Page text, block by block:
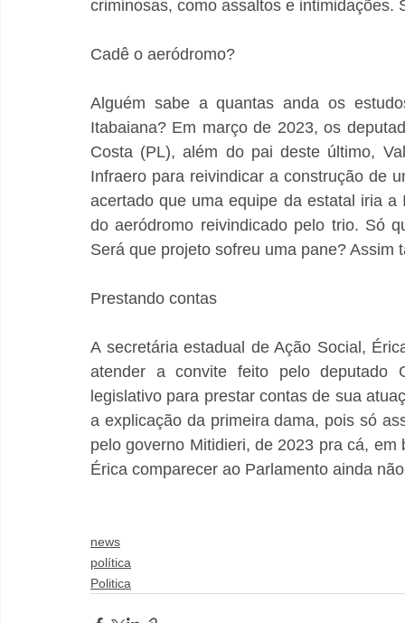
criminosas, como assaltos e intimidações.
Cadê o aeródromo?
Alguém sabe a quantas anda os
Itabaiana? Em março de 2023, os
Costa (PL), além do pai deste último,
Infraero para reivindicar a construção de
acertado que uma equipe da estatal iria
do aeródromo reivindicado pelo trio. Só
Será que projeto sofreu uma pane? Assim
Prestando contas
A secretária estadual de Ação Social,
atender a convite feito pelo deputado
legislativo para prestar contas de sua
a explicação da primeira dama, pois só
pelo governo Mitidieri, de 2023 pra cá,
Érica comparecer ao Parlamento ainda
news
política
Politica